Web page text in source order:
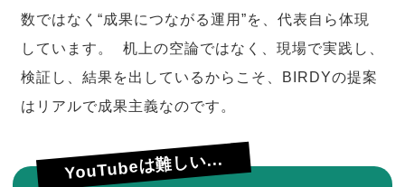
数ではなく“成果につながる運用”を、代表自ら体現
しています。 机上の空論ではなく、現場で実践し、
検証し、結果を出しているからこそ、BIRDYの提案
はリアルで成果主義なのです。
YouTubeは難しい...